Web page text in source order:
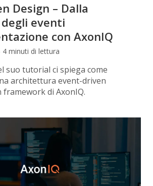
Design – Dalla
eventi
con AxonIQ
4 minuti di lettura
suo tutorial ci spiega come
architettura event-driven
framework di AxonIQ.